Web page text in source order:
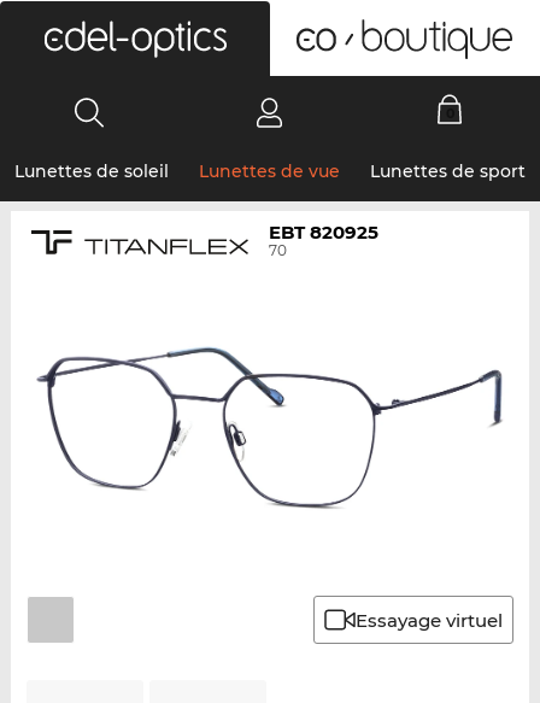
Lunettes de soleil Lunettes de vue Lunettes de sport
EBT 820925
70
Essayage virtuel